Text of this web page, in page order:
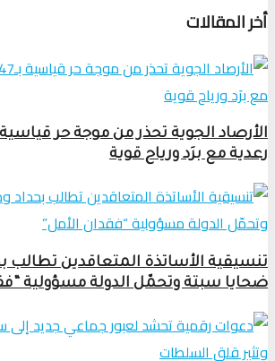
أخر المقالات
رعدية مع برَد ورياح قوية
تنسيقية الأساتذة المتعاقدين تطالب
ضحايا سبتة وتحمّل الدولة مسؤولية